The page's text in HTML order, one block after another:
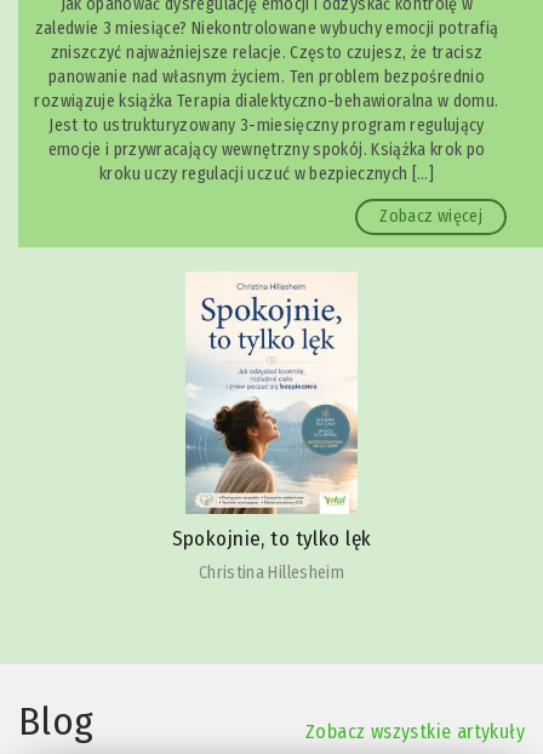
Jak opanować dysregulację emocji i odzyskać kontrolę w
zaledwie 3 miesiące? Niekontrolowane wybuchy emocji potrafią
zniszczyć najważniejsze relacje. Często czujesz, że tracisz
panowanie nad własnym życiem. Ten problem bezpośrednio
rozwiązuje książka Terapia dialektyczno-behawioralna w domu.
Jest to ustrukturyzowany 3-miesięczny program regulujący
emocje i przywracający wewnętrzny spokój. Książka krok po
kroku uczy regulacji uczuć w bezpiecznych […]
Zobacz więcej
Spokojnie, to tylko lęk
Christina Hillesheim
Blog Zobacz wszystkie artykuły